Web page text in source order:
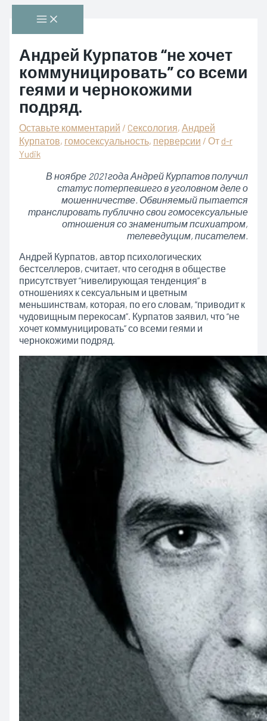
содержимому
Main
Menu
Андрей Курпатов “не хочет
коммуницировать” со всеми
геями и чернокожими
подряд.
Оставьте комментарий / Cексология, Андрей
Курпатов, гомосексуальность, перверсии / От d-r
Yudik
В ноябре 2021 года Андрей Курпатов получил
статус потерпевшего в уголовном деле о
мошенничестве. Обвиняемый пытается
транслировать публично свои гомосексуальные
отношения со знаменитым психиатром,
телеведущим, писателем.
Андрей Курпатов, автор психологических
бестселлеров, считает, что сегодня в обществе
присутствует “нивелирующая тенденция” в
отношениях к сексуальным и цветным
меньшинствам, которая, по его словам, “приводит к
чудовищным перекосам”. Курпатов заявил, что “не
хочет коммуницировать” со всеми геями и
чернокожими подряд.